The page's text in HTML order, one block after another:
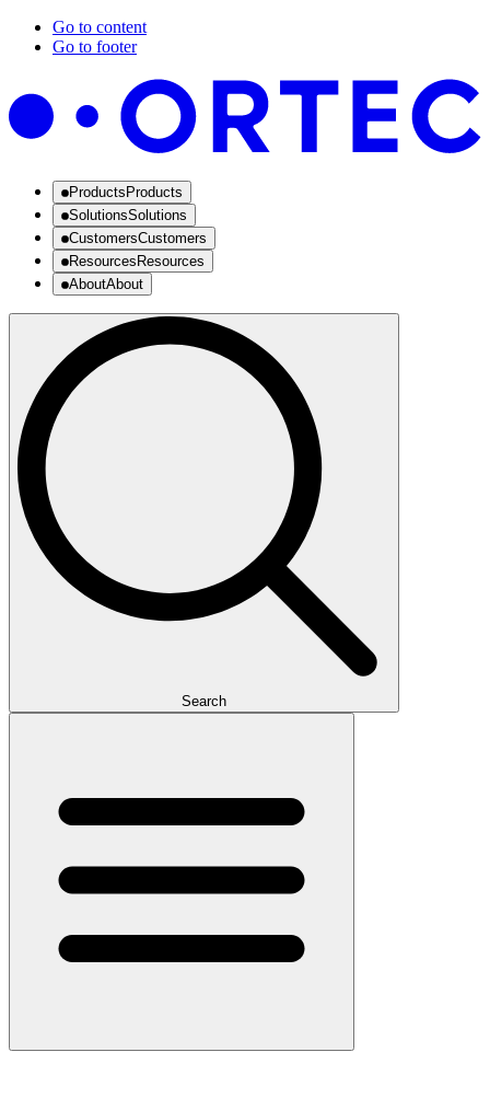
Go to content
Go to footer
Products Products
SolutionsSolutions
CustomersCustomers
Resources Resources
AboutAbout
Search